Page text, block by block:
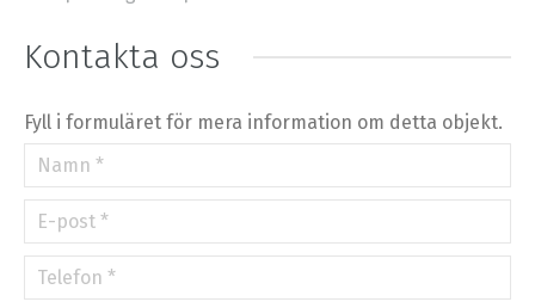
©OpenStreetMap contributors.
»
Kontakta oss
Fyll i formuläret för mera information om detta objekt.